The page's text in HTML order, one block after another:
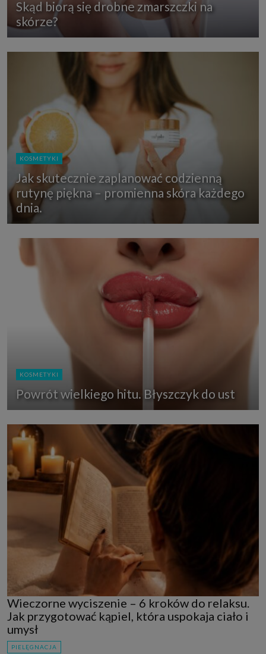
Skąd biorą się drobne zmarszczki na
skórze?
KOSMETYKI
Jak skutecznie zaplanować codzienną
rutynę piękna – promienna skóra każdego
dnia.
KOSMETYKI
Powrót wielkiego hitu. Błyszczyk do ust
Wieczorne wyciszenie – 6 kroków do relaksu.
Jak przygotować kąpiel, która uspokaja ciało i
umysł
PIELĘGNACJA